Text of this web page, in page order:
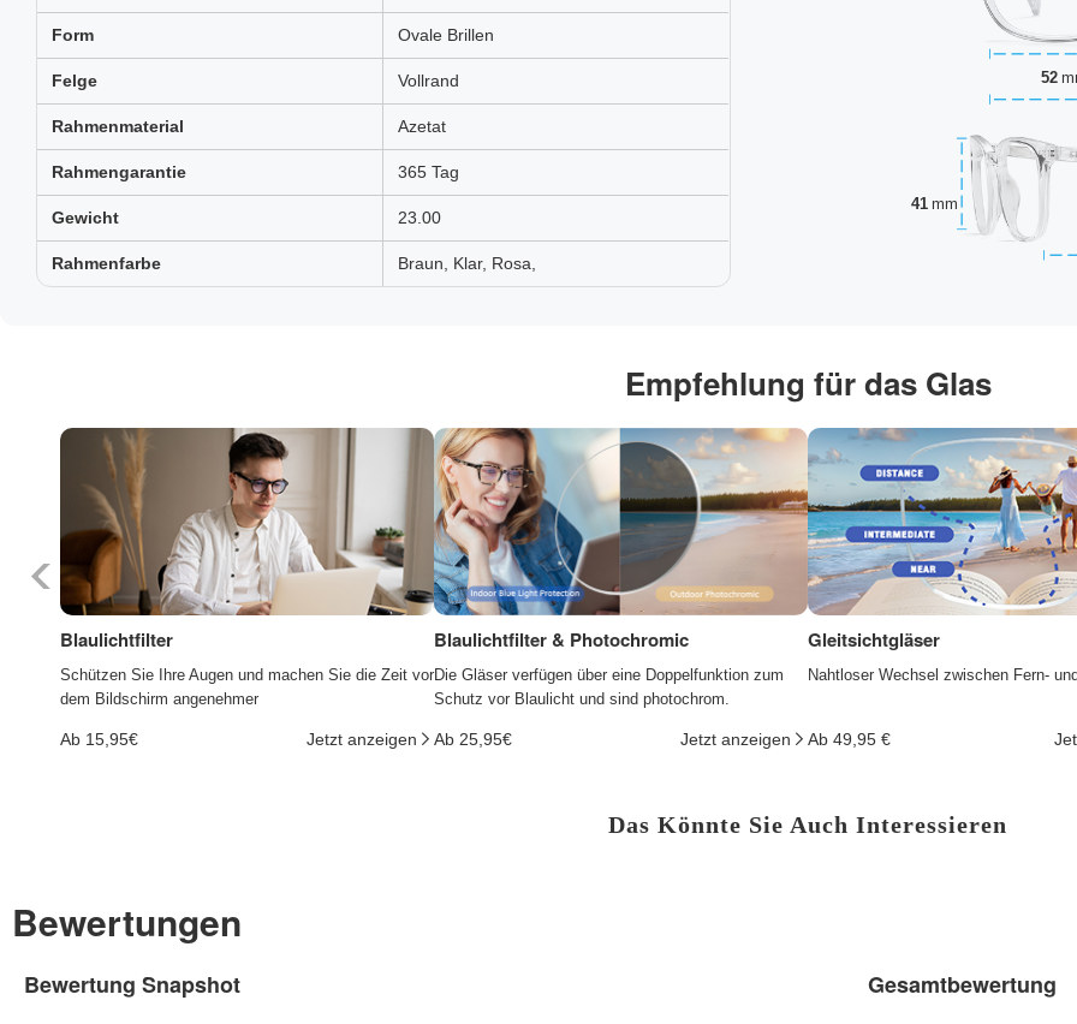
Form Ovale Brillen
Felge Vollrand
Rahmenmaterial Azetat
Rahmengarantie 365 Tag
Gewicht 23.00
Rahmenfarbe Braun, Klar, Rosa,
52
41 mm
Empfehlung für das Glas
Blaulichtfilter
Schützen Sie Ihre Augen und machen Sie die Zeit vor
dem Bildschirm angenehmer
Ab 15,95€ Jetzt anzeigen
Blaulichtfilter & Photochromic
Die Gläser verfügen über eine Doppelfunktion zum
Schutz vor Blaulicht und sind photochrom.
Ab 25,95€ Jetzt anzeigen
Gleitsichtgläser
Nahtloser Wechsel zwischen Fern-
Ab 49,95 €
Das Könnte Sie Auch Interessieren
Bewertungen
Bewertung Snapshot Gesamtbewertung